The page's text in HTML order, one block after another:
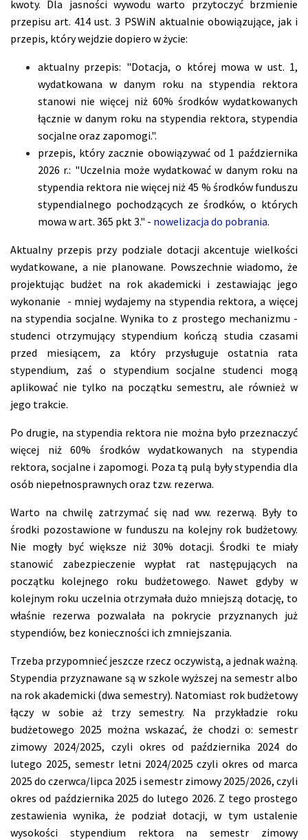
kwoty. Dla jasności wywodu warto przytoczyć brzmienie
przepisu art. 414 ust. 3 PSWiN aktualnie obowiązujące, jak i
przepis, który wejdzie dopiero w życie:
aktualny przepis: "Dotacja, o której mowa w ust. 1,
wydatkowana w danym roku na stypendia rektora
stanowi nie więcej niż 60% środków wydatkowanych
łącznie w danym roku na stypendia rektora, stypendia
socjalne oraz zapomogi.".
przepis, który zacznie obowiązywać od 1 października
2026 r.: "Uczelnia może wydatkować w danym roku na
stypendia rektora nie więcej niż 45 % środków funduszu
stypendialnego pochodzących ze środków, o których
mowa w art. 365 pkt 3." - nowelizacja do pobrania.
Aktualny przepis przy podziale dotacji akcentuje wielkości
wydatkowane, a nie planowane. Powszechnie wiadomo, że
projektując budżet na rok akademicki i zestawiając jego
wykonanie - mniej wydajemy na stypendia rektora, a więcej
na stypendia socjalne. Wynika to z prostego mechanizmu -
studenci otrzymujący stypendium kończą studia czasami
przed miesiącem, za który przysługuje ostatnia rata
stypendium, zaś o stypendium socjalne studenci mogą
aplikować nie tylko na początku semestru, ale również w
jego trakcie.
Po drugie, na stypendia rektora nie można było przeznaczyć
więcej niż 60% środków wydatkowanych na stypendia
rektora, socjalne i zapomogi. Poza tą pulą były stypendia dla
osób niepełnosprawnych oraz tzw. rezerwa.
Warto na chwilę zatrzymać się nad ww. rezerwą. Były to
środki pozostawione w funduszu na kolejny rok budżetowy.
Nie mogły być większe niż 30% dotacji. Środki te miały
stanowić zabezpieczenie wypłat rat następujących na
początku kolejnego roku budżetowego. Nawet gdyby w
kolejnym roku uczelnia otrzymała dużo mniejszą dotację, to
właśnie rezerwa pozwalała na pokrycie przyznanych już
stypendiów, bez konieczności ich zmniejszania.
Trzeba przypomnieć jeszcze rzecz oczywistą, a jednak ważną.
Stypendia przyznawane są w szkole wyższej na semestr albo
na rok akademicki (dwa semestry). Natomiast rok budżetowy
łączy w sobie aż trzy semestry. Na przykładzie roku
budżetowego 2025 można wskazać, że chodzi o: semestr
zimowy 2024/2025, czyli okres od października 2024 do
lutego 2025, semestr letni 2024/2025 czyli okres od marca
2025 do czerwca/lipca 2025 i semestr zimowy 2025/2026, czyli
okres od października 2025 do lutego 2026. Z tego prostego
zestawienia wynika, że podział dotacji, w tym ustalenie
wysokości stypendium rektora na semestr zimowy